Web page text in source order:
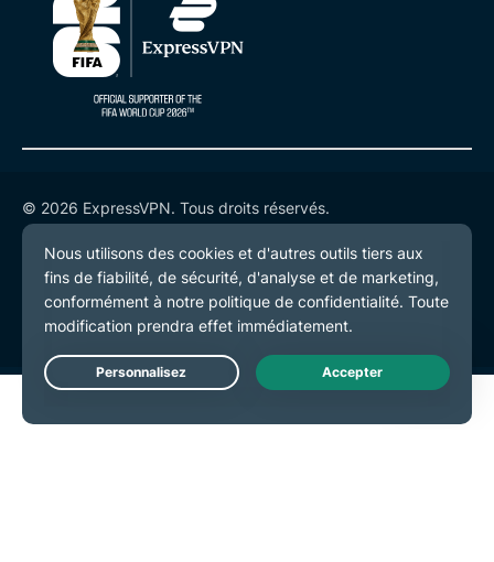
© 2026 ExpressVPN. Tous droits réservés.
Politique de confidentialité
Conditions de service
Préférences de cookies
Live Chat